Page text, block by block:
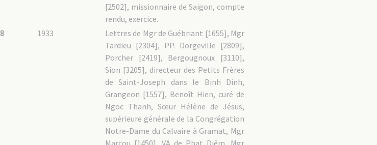
[2502], missionnaire de Saigon, compte
rendu, exercice.
1933
Lettres de Mgr de Guébriant [1655], Mgr
Tardieu [2304], PP. Dorgeville [2809],
Porcher [2419], Bergougnoux [3110],
Sion [3205], directeur des Petits Frères
de Saint-Joseph dans le Binh Dinh,
Grangeon [1557], Benoît Hien, curé de
Ngoc Thanh, Sœur Hélène de Jésus,
supérieure générale de la Congrégation
Notre-Dame du Calvaire à Gramat, Mgr
Marcou [1450], VA de Phat Diêm, Mgr